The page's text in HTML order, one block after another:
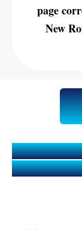
page
New
Qu’est-
de fin